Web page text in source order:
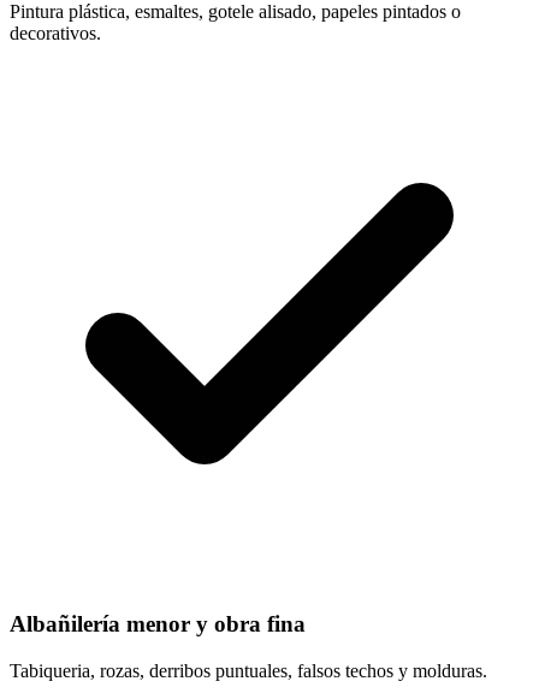
Pintura plástica, esmaltes, gotele alisado, papeles pintados o
decorativos.
Albañilería menor y obra fina
Tabiqueria, rozas, derribos puntuales, falsos techos y molduras.